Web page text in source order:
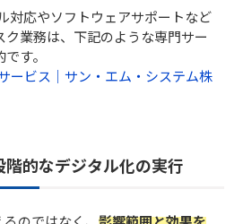
対応やソフトウェアサポートなど
業務は、下記のような専門サー
す。
ービス｜サン・エム・システム株
的なデジタル化の実行